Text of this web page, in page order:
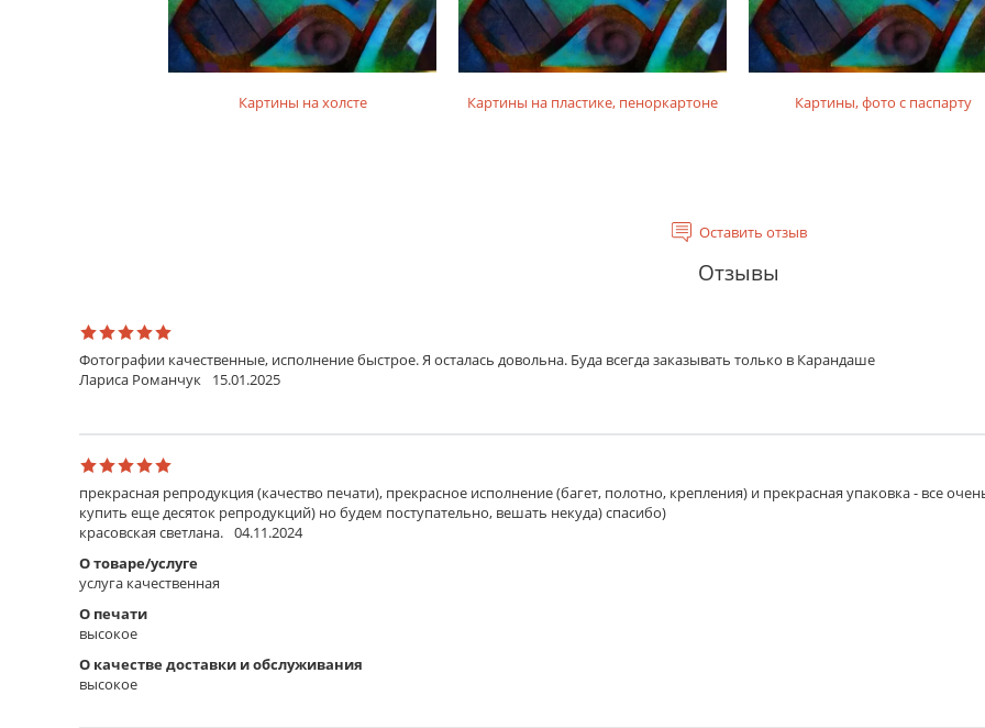
Картины на холсте Картины на пластике, пеноркартоне Картины, фото с паспарту
Оставить отзыв
Отзывы
Фотографии качественные, исполнение быстрое. Я осталась довольна. Буда всегда заказывать только в Карандаше
Лариса Романчук
15.01.2025
прекрасная репродукция (качество печати), прекрасное исполнение (багет, полотно, крепления) и прекрасная упаковка - все
купить еще десяток репродукций) но будем поступательно, вешать некуда) спасибо)
красовская светлана. 04.11.2024
О товаре/услуге
услуга качественная
О печати
высокое
О качестве доставки и обслуживания
высокое